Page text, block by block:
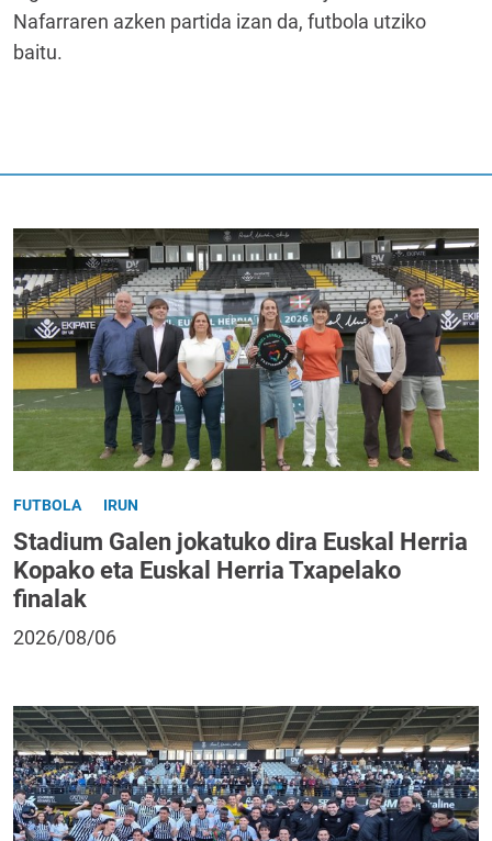
Nafarraren azken partida izan da, futbola utziko
baitu.
FUTBOLA IRUN
Stadium Galen jokatuko dira Euskal Herria
Kopako eta Euskal Herria Txapelako
finalak
2026/08/06